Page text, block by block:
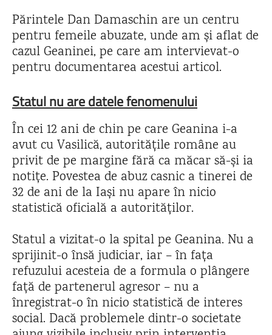
Părintele Dan Damaschin are un centru
pentru femeile abuzate, unde am și aflat de
cazul Geaninei, pe care am intervievat-o
pentru documentarea acestui articol.
Statul nu are datele fenomenului
În cei 12 ani de chin pe care Geanina i-a
avut cu Vasilică, autoritățile române au
privit de pe margine fără ca măcar să-și ia
notițe. Povestea de abuz casnic a tinerei de
32 de ani de la Iași nu apare în nicio
statistică oficială a autorităților.
Statul a vizitat-o la spital pe Geanina. Nu a
sprijinit-o însă judiciar, iar – în fața
refuzului acesteia de a formula o plângere
față de partenerul agresor – nu a
înregistrat-o în nicio statistică de interes
social. Dacă problemele dintr-o societate